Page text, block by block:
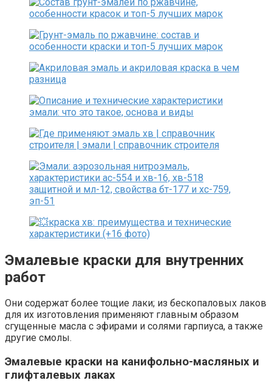
Эмалевые краски для внутренних
работ
Они содержат более тощие лаки; из бескопаловых лаков
для их изготовления применяют главным образом
сгущенные масла с эфирами и солями гарпиуса, а также
другие смолы.
Эмалевые краски на канифольно-масляных и
глифталевых лаках